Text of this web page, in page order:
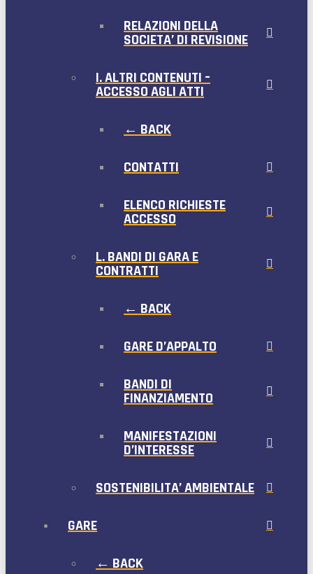
RELAZIONI DELLA
SOCIETA’ DI REVISIONE
I. ALTRI CONTENUTI –
ACCESSO AGLI ATTI
← BACK
CONTATTI
ELENCO RICHIESTE
ACCESSO
L. BANDI DI GARA E
CONTRATTI
← BACK
GARE D’APPALTO
BANDI DI
FINANZIAMENTO
MANIFESTAZIONI
D’INTERESSE
SOSTENIBILITA’ AMBIENTALE
GARE
← BACK